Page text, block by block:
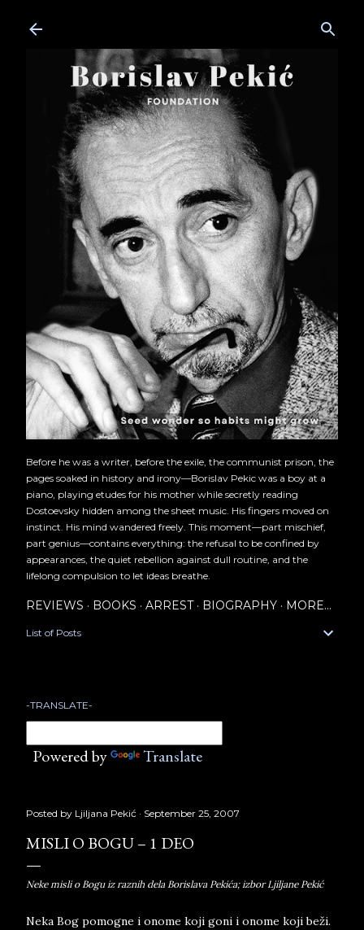
Before he was a writer, before the exile, the communist prison, the
pages soaked in history and irony—Borislav Pekic was a boy at a
piano, playing etudes for his mother while secretly reading
Dostoevsky hidden among the sheet music. His fingers moved on
instinct. His mind wandered freely. This moment—part mischief,
part genius—contains everything: the refusal to be confined by
appearances, the quiet rebellion against dull routine, and the
lifelong compulsion to let ideas breathe.
REVIEWS BOOKS ARREST BIOGRAPHY MORE…
List of Posts
-TRANSLATE-
Powered by Translate
Posted by Ljiljana Pekić September 25, 2007
MISLI O BOGU – 1 DEO
Neke misli o Bogu iz raznih dela Borislava Pekića; izbor Ljiljane Pekić
Neka Bog pomogne i onome koji goni i onome koji beži.